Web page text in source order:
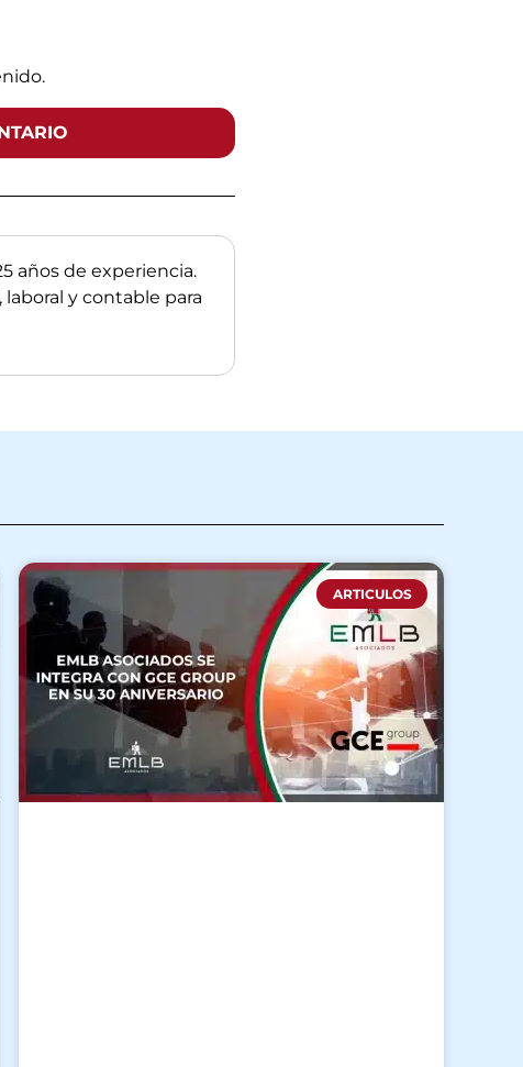
años de experiencia.
y contable para
ARTICULOS